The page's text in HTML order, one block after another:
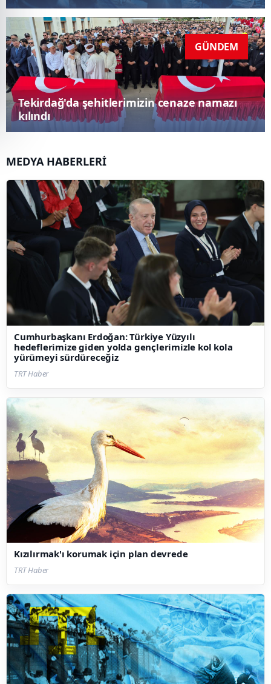
GÜNDEM
Ankara merkezli dolandırıcılık
soruşturması: 118 gözaltı kararı
MEDYA HABERLERİ
Cumhurbaşkanı Erdoğan: Türkiye Yüzyılı
hedeflerimize giden yolda gençlerimizle kol kola
yürümeyi sürdüreceğiz
TRT Haber
Kızılırmak'ı korumak için plan devrede
TRT Haber